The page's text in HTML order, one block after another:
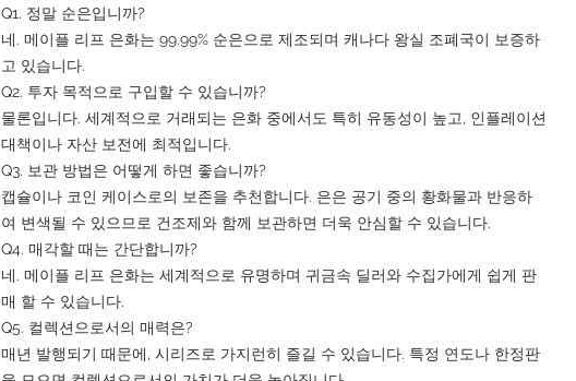
Q1. 정말 순은입니까?
네. 메이플 리프 은화는 99.99% 순은으로 제조되며 캐나다 왕실 조폐국이 보증하
고 있습니다.
Q2. 투자 목적으로 구입할 수 있습니까?
물론입니다. 세계적으로 거래되는 은화 중에서도 특히 유동성이 높고, 인플레이션
대책이나 자산 보전에 최적입니다.
Q3. 보관 방법은 어떻게 하면 좋습니까?
캡슐이나 코인 케이스로의 보존을 추천합니다. 은은 공기 중의 황화물과 반응하
여 변색될 수 있으므로 건조제와 함께 보관하면 더욱 안심할 수 있습니다.
Q4. 매각할 때는 간단합니까?
네. 메이플 리프 은화는 세계적으로 유명하며 귀금속 딜러와 수집가에게 쉽게 판
매 할 수 있습니다.
Q5. 컬렉션으로서의 매력은?
매년 발행되기 때문에, 시리즈로 가지런히 즐길 수 있습니다. 특정 연도나 한정판